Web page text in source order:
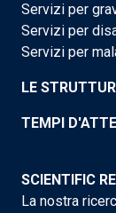
Servizi per
Servizi per
Servizi per
LE
TEMPI
SCIENTIFIC
La nostra